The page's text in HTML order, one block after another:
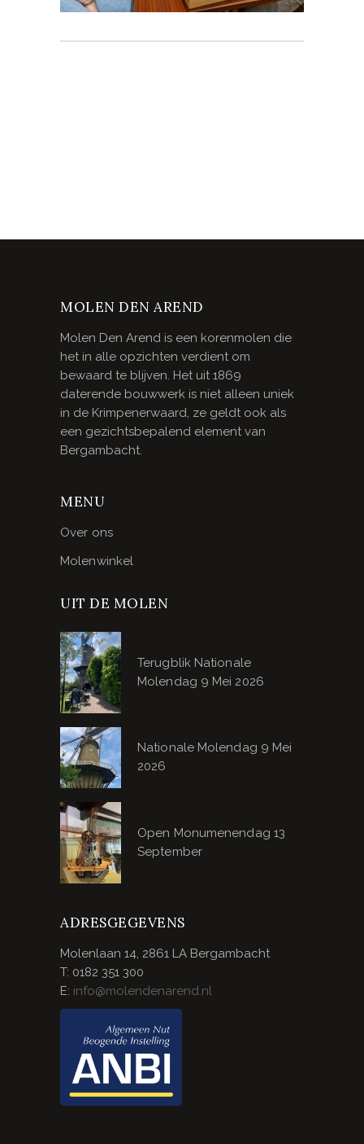
MOLEN DEN AREND
Molen Den Arend is een korenmolen die
het in alle opzichten verdient om
bewaard te blijven. Het uit 1869
daterende bouwwerk is niet alleen uniek
in de Krimpenerwaard, ze geldt ook als
een gezichtsbepalend element van
Bergambacht.
MENU
Over ons
Molenwinkel
UIT DE MOLEN
Terugblik Nationale
Molendag 9 Mei 2026
Nationale Molendag 9 Mei
2026
Open Monumenendag 13
September
ADRESGEGEVENS
Molenlaan 14, 2861 LA Bergambacht
T: 0182 351 300
E: info@molendenarend.nl